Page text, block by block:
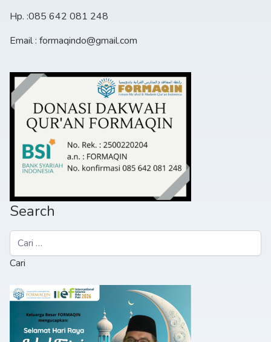
Hp. :085 642 081 248
Email : formaqindo@gmail.com
Search
Cari
untuk: